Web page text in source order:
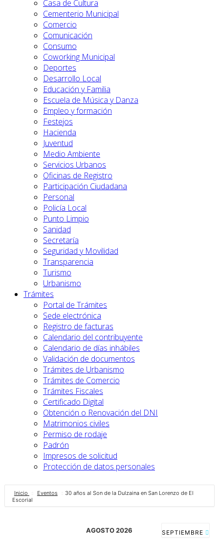
Casa de Cultura
Cementerio Municipal
Comercio
Comunicación
Consumo
Coworking Municipal
Deportes
Desarrollo Local
Educación y Familia
Escuela de Música y Danza
Empleo y formación
Festejos
Hacienda
Juventud
Medio Ambiente
Servicios Urbanos
Oficinas de Registro
Participación Ciudadana
Personal
Policía Local
Punto Limpio
Sanidad
Secretaría
Seguridad y Movilidad
Transparencia
Turismo
Urbanismo
Trámites
Portal de Trámites
Sede electrónica
Registro de facturas
Calendario del contribuyente
Calendario de días inhábiles
Validación de documentos
Trámites de Urbanismo
Trámites de Comercio
Trámites Fiscales
Certificado Digital
Obtención o Renovación del DNI
Matrimonios civiles
Permiso de rodaje
Padrón
Impresos de solicitud
Protección de datos personales
Inicio Eventos
30 años al Son de la Dulzaina en San Lorenzo de El
Escorial
AGOSTO 2026 SEPTIEMBRE